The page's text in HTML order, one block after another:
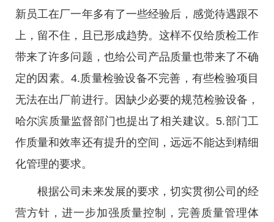
新员工在厂一年多有了一些经验后，感觉待遇跟不
上，留不住，且已形成趋势。这样不仅给质检工作
带来了许多问题，也给公司产品质量也带来了不确
定的因素。4.质量检验设备不完善，有些检验项目
无法在出厂前进行。因缺少必要的规范检验设备，
哈尔滨质量监督部门也提出了相关建议。5.部门工
作质量和效率还有提升的空间，远远不能达到精细
化管理的要求。
根据公司未来发展的要求，切实贯彻公司的经
营方针，进一步加强质量控制，完善质量管理体